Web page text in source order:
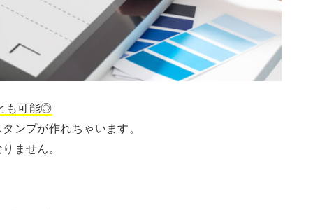
も可能◎
ンプが作れちゃいます。
ません。